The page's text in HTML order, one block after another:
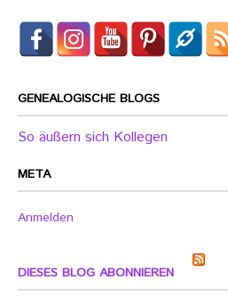
GENEALOGISCHE BLOGS
So äußern sich Kollegen
META
Anmelden
DIESES BLOG ABONNIEREN